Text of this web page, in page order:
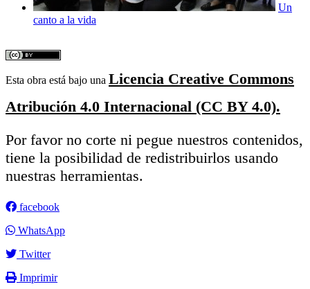
Un
canto a la vida
Esta obra está bajo una Licencia Creative Commons
Atribución 4.0 Internacional (CC BY 4.0).
Por favor no corte ni pegue nuestros contenidos,
tiene la posibilidad de redistribuirlos usando
nuestras herramientas.
facebook
WhatsApp
Twitter
Imprimir